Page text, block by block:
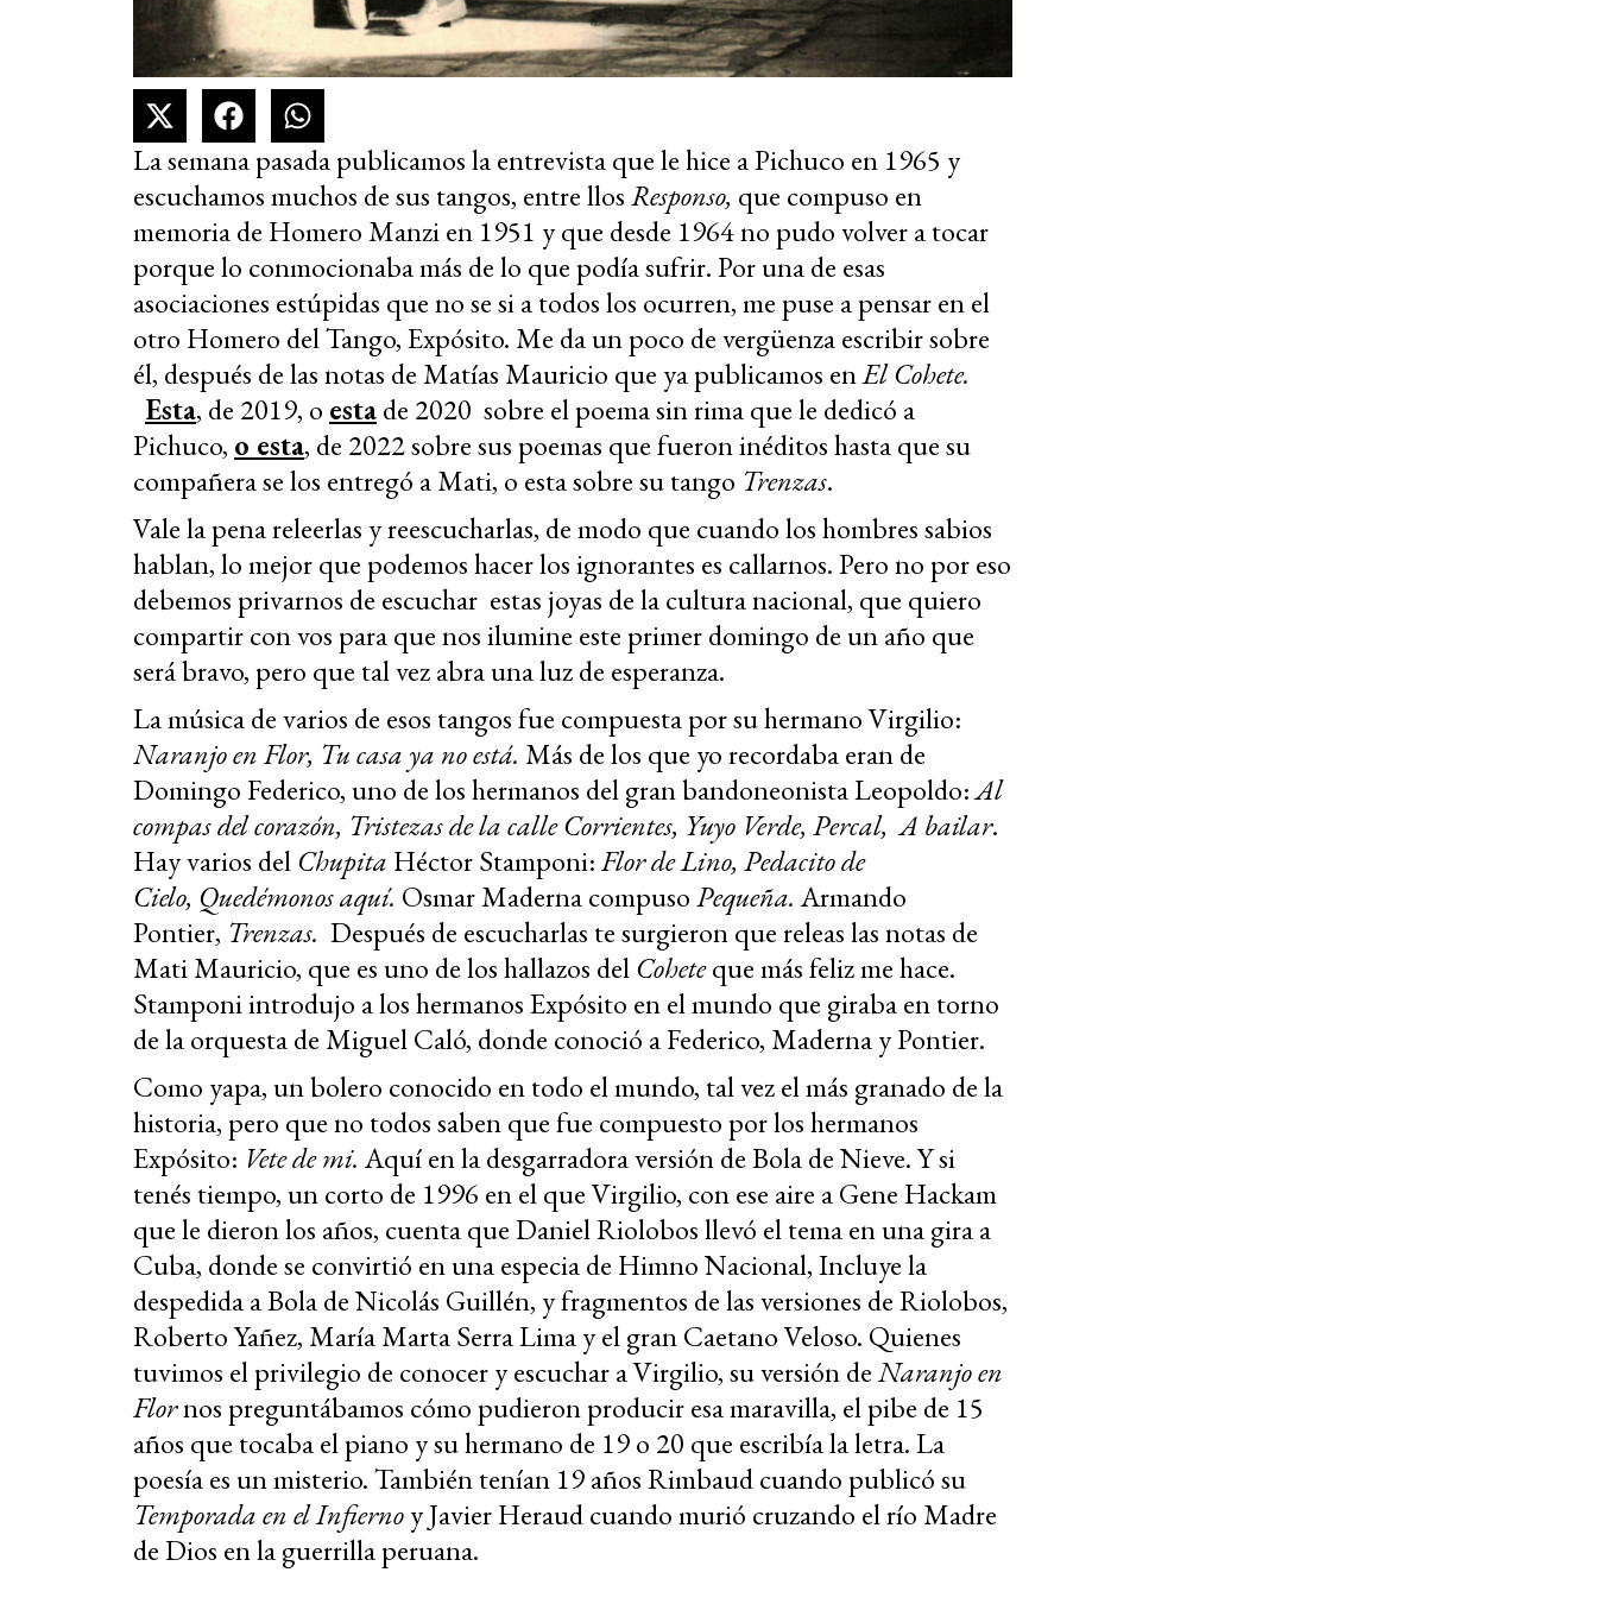
La semana pasada publicamos la entrevista que le hice a Pichuco en 1965 y
escuchamos muchos de sus tangos, entre llosResponso, que compuso en
memoria de Homero Manzi en 1951 y que desde 1964 no pudo volver a tocar
porque lo conmocionaba más de lo que podía sufrir. Por una de esas
asociaciones estúpidas que no se si a todos los ocurren, me puse a pensar en el
otro Homero del Tango, Expósito. Me da un poco de vergüenza escribir sobre
él, después de las notas de Matías Mauricio que ya publicamos enEl Cohete.
Esta, de 2019, o estade 2020 sobre el poema sin rima que le dedicó a
Pichuco, o esta, de 2022 sobre sus poemas que fueron inéditos hasta que su
compañera se los entregó a Mati, o esta sobre su tango Trenzas.
Vale la pena releerlas y reescucharlas, de modo que cuando los hombres sabios
hablan, lo mejor que podemos hacer los ignorantes es callarnos. Pero no por eso
debemos privarnos de escuchar estas joyas de la cultura nacional, que quiero
compartir con vos para que nos ilumine este primer domingo de un año que
será bravo, pero que tal vez abra una luz de esperanza.
La música de varios de esos tangos fue compuesta por su hermano Virgilio:
Naranjo en Flor, Tu casa ya no está. Más de los que yo recordaba eran de
Domingo Federico, uno de los hermanos del gran bandoneonista Leopoldo:Al
compas del corazón, Tristezas de la calle Corrientes, Yuyo Verde, Percal, A bailar.
Hay varios del Chupita Héctor Stamponi:Flor de Lino, Pedacito de
Cielo, Quedémonos aquí. Osmar Maderna compusoPequeña. Armando
Pontier, Trenzas. Después de escucharlas te surgieron que releas las notas de
Mati Mauricio, que es uno de los hallazos del Coheteque más feliz me hace.
Stamponi introdujo a los hermanos Expósito en el mundo que giraba en torno
de la orquesta de Miguel Caló, donde conoció a Federico, Maderna y Pontier.
Como yapa, un bolero conocido en todo el mundo, tal vez el más granado de la
historia, pero que no todos saben que fue compuesto por los hermanos
Expósito: Vete de mi. Aquí en la desgarradora versión de Bola de Nieve. Y si
tenés tiempo, un corto de 1996 en el que Virgilio, con ese aire a Gene Hackam
que le dieron los años, cuenta que Daniel Riolobos llevó el tema en una gira a
Cuba, donde se convirtió en una especia de Himno Nacional, Incluye la
despedida a Bola de Nicolás Guillén, y fragmentos de las versiones de Riolobos,
Roberto Yañez, María Marta Serra Lima y el gran Caetano Veloso. Quienes
tuvimos el privilegio de conocer y escuchar a Virgilio, su versión deNaranjo en
Flornos preguntábamos cómo pudieron producir esa maravilla, el pibe de 15
años que tocaba el piano y su hermano de 19 o 20 que escribía la letra. La
poesía es un misterio. También tenían 19 años Rimbaud cuando publicó su
Temporada en el Infiernoy Javier Heraud cuando murió cruzando el río Madre
de Dios en la guerrilla peruana.